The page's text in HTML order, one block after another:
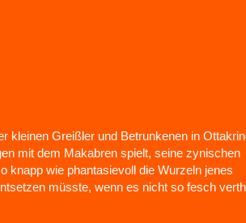
kleinen Greißler und Betrunkenen in
mit dem Makabren spielt, seine zynischen
knapp wie phantasievoll die Wurzeln jenes
müsste, wenn es nicht so fesch